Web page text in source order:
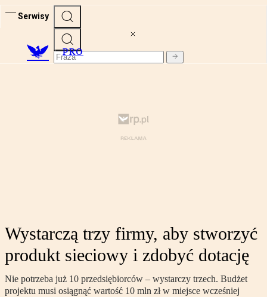
Serwisy
PRO
Wystarczą trzy firmy, aby stworzyć
produkt sieciowy i zdobyć dotację
Nie potrzeba już 10 przedsiębiorców – wystarczy trzech. Budżet
projektu musi osiągnąć wartość 10 mln zł w miejsce wcześniej